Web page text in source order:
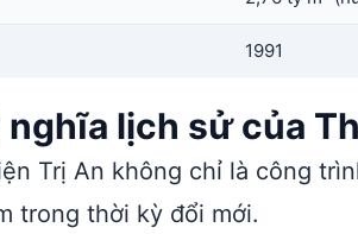
1991
nghĩa lịch sử của
Trị An không chỉ là công
trong thời kỳ đổi mới.